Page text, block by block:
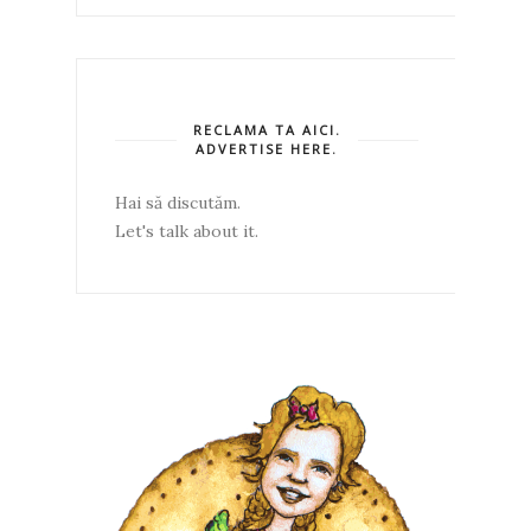
RECLAMA TA AICI.
ADVERTISE HERE.
Hai să discutăm.
Let's talk about it.